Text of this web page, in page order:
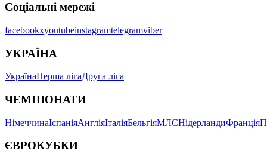
Соціальні мережі
facebookxyoutubeinstagramtelegramviber
УКРАЇНА
УкраїнаПерша лігаДруга ліга
ЧЕМПІОНАТИ
НімеччинаІспаніяАнгліяІталіяБельгіяМЛСНідерландиФранція
ЄВРОКУБКИ